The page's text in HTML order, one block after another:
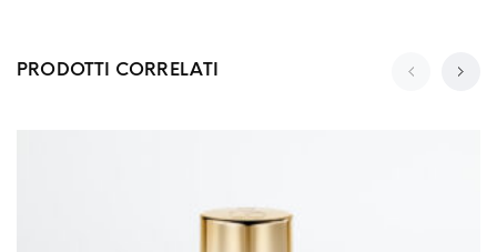
PRODOTTI CORRELATI